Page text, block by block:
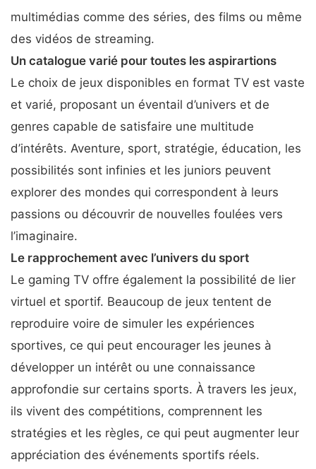
multimédias comme des séries, des films ou même
des vidéos de streaming.
Un catalogue varié pour toutes les aspirartions
Le choix de jeux disponibles en format TV est vaste
et varié, proposant un éventail d’univers et de
genres capable de satisfaire une multitude
d’intérêts. Aventure, sport, stratégie, éducation, les
possibilités sont infinies et les juniors peuvent
explorer des mondes qui correspondent à leurs
passions ou découvrir de nouvelles foulées vers
l’imaginaire.
Le rapprochement avec l’univers du sport
Le gaming TV offre également la possibilité de lier
virtuel et sportif. Beaucoup de jeux tentent de
reproduire voire de simuler les expériences
sportives, ce qui peut encourager les jeunes à
développer un intérêt ou une connaissance
approfondie sur certains sports. À travers les jeux,
ils vivent des compétitions, comprennent les
stratégies et les règles, ce qui peut augmenter leur
appréciation des événements sportifs réels.